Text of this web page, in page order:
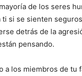
de los seres
si se sienten
detrás de la
pensando.
a los miembros de